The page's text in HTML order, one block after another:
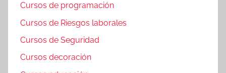
Cursos de programación
Cursos de Riesgos laborales
Cursos de Seguridad
Cursos decoración